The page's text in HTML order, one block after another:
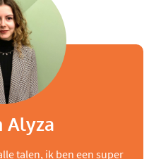
Alyza
talen, ik ben een super